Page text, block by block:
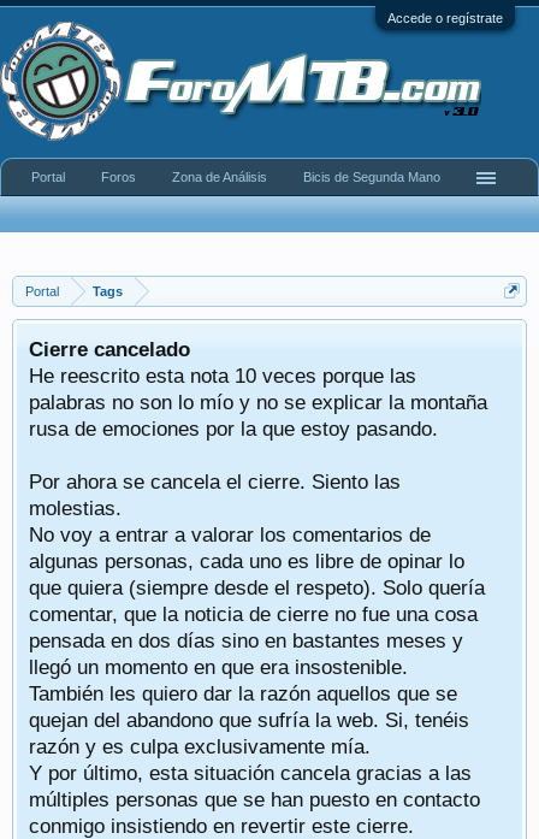
Accede o regístrate
Portal Tags
Cierre cancelado
He reescrito esta nota 10 veces porque las
palabras no son lo mío y no se explicar la montaña
rusa de emociones por la que estoy pasando.
Por ahora se cancela el cierre. Siento las
molestias.
No voy a entrar a valorar los comentarios de
algunas personas, cada uno es libre de opinar lo
que quiera (siempre desde el respeto). Solo quería
comentar, que la noticia de cierre no fue una cosa
pensada en dos días sino en bastantes meses y
llegó un momento en que era insostenible.
También les quiero dar la razón aquellos que se
quejan del abandono que sufría la web. Si, tenéis
razón y es culpa exclusivamente mía.
Y por último, esta situación cancela gracias a las
múltiples personas que se han puesto en contacto
conmigo insistiendo en revertir este cierre.
Portal Foros Zona de Análisis Bicis de Segunda Mano